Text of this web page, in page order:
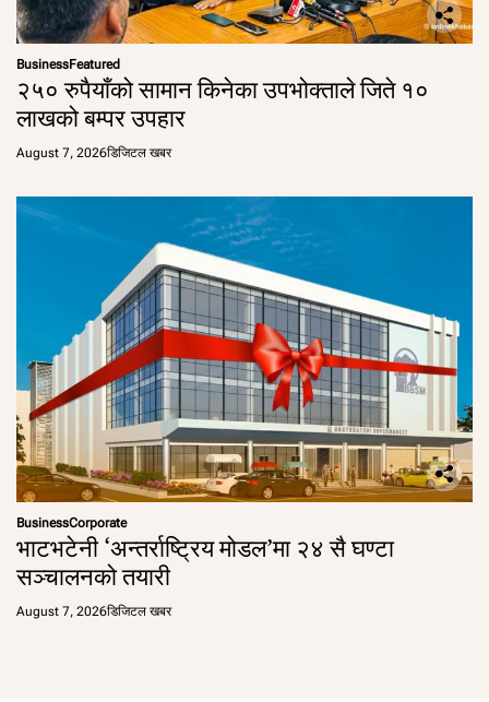
BusinessFeatured
२५० रुपैयाँको सामान किनेका उपभोक्ताले जिते १०
लाखको बम्पर उपहार
August 7, 2026डिजिटल खबर
BusinessCorporate
भाटभटेनी ‘अन्तर्राष्ट्रिय मोडल’मा २४ सै घण्टा
सञ्चालनको तयारी
August 7, 2026डिजिटल खबर